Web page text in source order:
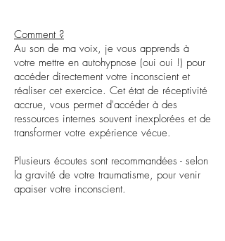
Comment ?
Au son de ma voix, je vous apprends à
votre mettre en autohypnose (oui oui !) pour
accéder directement votre inconscient et
réaliser cet exercice. Cet état de réceptivité
accrue, vous permet d'accéder à des
ressources internes souvent inexplorées et de
transformer votre expérience vécue.
Plusieurs écoutes sont recommandées - selon
la gravité de votre traumatisme, pour venir
apaiser votre inconscient.